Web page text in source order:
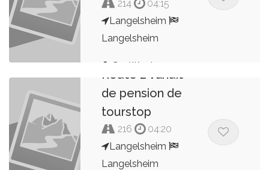
214
04:15
Langelsheim
Langelsheim
Ger Wouters
Route 2 vanuit
de pension de
tourstop
216
04:20
Langelsheim
Langelsheim